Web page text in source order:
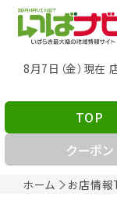
8月7日（金）現
ホーム お店情報
TOP
クーポン